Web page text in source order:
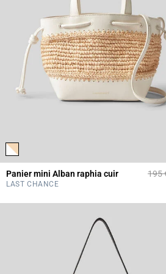
Panier mini Alban raphia cuir Prix
195
LAST CHANCE